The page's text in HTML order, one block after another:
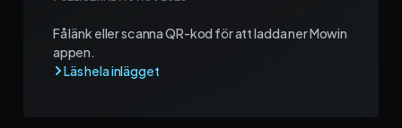
Få länk eller scanna QR-kod för att ladda ner Mowin
appen.